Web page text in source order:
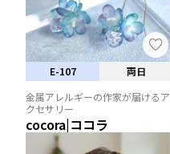
E-107
両日
金属アレルギーの作家が届けるア
クセサリー
cocora|ココラ